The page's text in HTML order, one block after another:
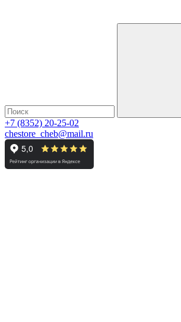
+7 (8352) 20-25-02
chestore_cheb@mail.ru